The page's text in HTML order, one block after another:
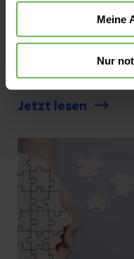
Meine
Nur
Wie sofortige
Medizin und
retten können,
eines 27-jährigen
Kliniken Schwerin.
wiederbelebt,
Zeit entlassen
Jetzt lesen